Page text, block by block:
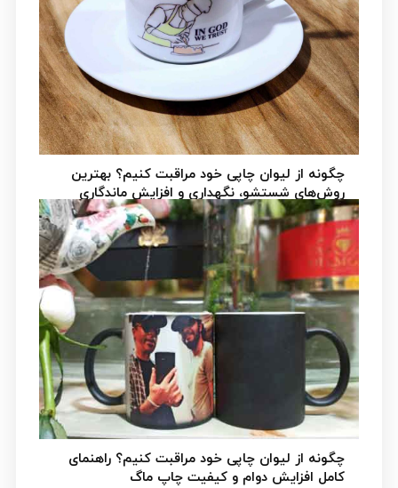
چگونه از لیوان چاپی خود مراقبت کنیم؟ بهترین
روش‌های شستشو، نگهداری و افزایش ماندگاری
چاپ
لیوان‌های چاپی اگر درست نگهداری شوند، سال‌ها
زیبایی و کیفیت خود را حفظ می‌کنند. اما شستشوی
اشتباه یا استفاده نادرست می‌تواند باعث کم‌رنگ
شدن طرح یا خط‌افتادن سطح چاپ شود. در این
مقاله بهترین روش‌های علمی و عملی برای شستشو،
نگهداری و افزایش ماندگاری طرح لیوان‌های چاپی را
بررسی می‌کنیم تا بتوانید لیوان شخصی‌سازی‌شده
خود را همیشه در بهترین حالت نگه‌دارید.
چگونه از لیوان چاپی خود مراقبت کنیم؟ راهنمای
کامل افزایش دوام و کیفیت چاپ ماگ